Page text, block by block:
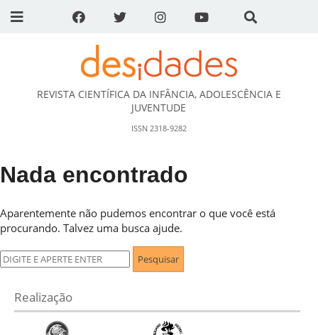
DESidades
REVISTA CIENTÍFICA DA INFÂNCIA, ADOLESCÊNCIA E
JUVENTUDE
ISSN 2318-9282
Nada encontrado
Aparentemente não pudemos encontrar o que você está
procurando. Talvez uma busca ajude.
Pesquisar
por:
Realização